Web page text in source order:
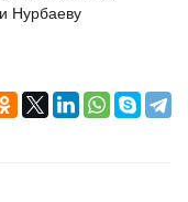
Нурбаеву